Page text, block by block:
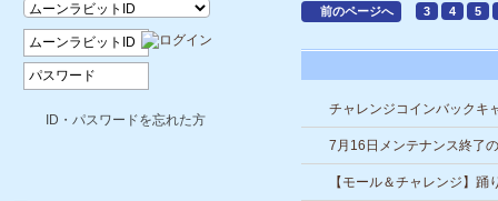
前のページへ 3 4 5
チャレンジコインバックキ
7月16日メンテナンス終了
【モール＆チャレンジ】
ID・パスワードを忘れた方